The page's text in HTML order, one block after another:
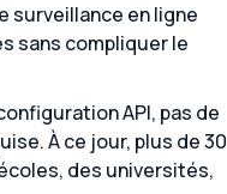
surveillance en ligne
sans compliquer le
API, pas de
À ce jour, plus de 30
des universités,